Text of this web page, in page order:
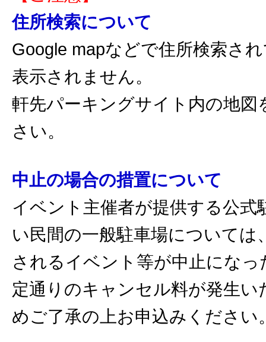
住所検索について
Google mapなどで住所検索さ
表示されません。
軒先パーキングサイト内の地図
さい。
中止の場合の措置について
イベント主催者が提供する公式
い民間の一般駐車場については
されるイベント等が中止になっ
定通りのキャンセル料が発生い
めご了承の上お申込みください